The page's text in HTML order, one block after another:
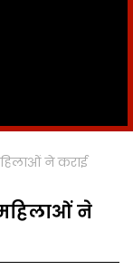
ने कराई
ने